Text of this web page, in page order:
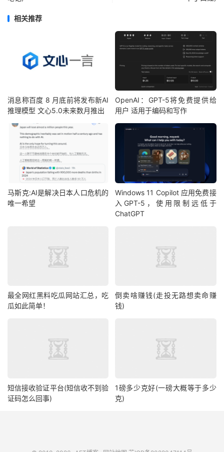
相关推荐
消息称百度 8 月底前将发布新AI
推理模型 文心5.0未来数月推出
OpenAI：GPT-5将免费提供给
用户 适用于编码和写作
马斯克:AI是解决日本人口危机的
唯一希望
Windows 11 Copilot 应用免费接
入GPT-5，使用限制远低于
ChatGPT
最全网红黑料吃瓜网站汇总，吃
瓜如此简单！
倒卖啥赚钱(走投无路想卖命赚
钱)
短信接收验证平台(短信收不到验
证码怎么回事)
1磅多少克好(一磅大概等于多少
克)